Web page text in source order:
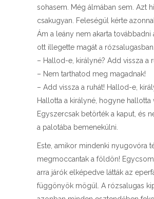
sohasem. Még álmában sem. Azt
csakugyan. Feleségül kérte
Ám a leány nem akarta
ott illegette magát a
– Hallod-e, királyné? Add vissza a
– Nem tarthatod meg magadnak!
– Add vissza a ruhát! Hallod-e,
Hallotta a királyné, hogyne
Egyszercsak betörték a kaput, és
a palotába bemenekülni.
Este, amikor mindenki nyugovóra
megmoccantak a földön!
arra járók elképedve látták az
függönyök mögül. A rózsalugas